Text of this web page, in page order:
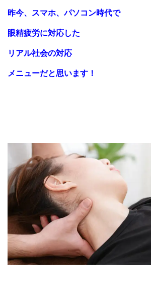
昨今、スマホ、パソコン時代で
眼精疲労に対応した
リアル社会の対応
メニューだと思います！